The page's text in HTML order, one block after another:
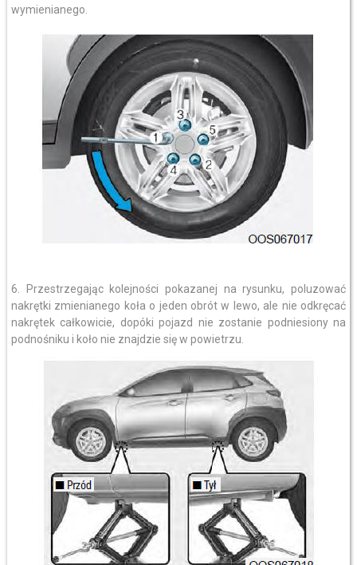
wymienianego.
6. Przestrzegając kolejności pokazanej na rysunku, poluzować
nakrętki zmienianego koła o jeden obrót w lewo, ale nie odkręcać
nakrętek całkowicie, dopóki pojazd nie zostanie podniesiony na
podnośniku i koło nie znajdzie się w powietrzu.